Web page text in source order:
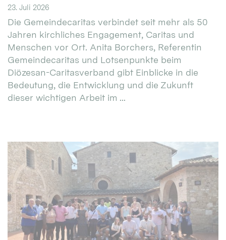
23. Juli 2026
Die Gemeindecaritas verbindet seit mehr als 50
Jahren kirchliches Engagement, Caritas und
Menschen vor Ort. Anita Borchers, Referentin
Gemeindecaritas und Lotsenpunkte beim
Diözesan-Caritasverband gibt Einblicke in die
Bedeutung, die Entwicklung und die Zukunft
dieser wichtigen Arbeit im ...